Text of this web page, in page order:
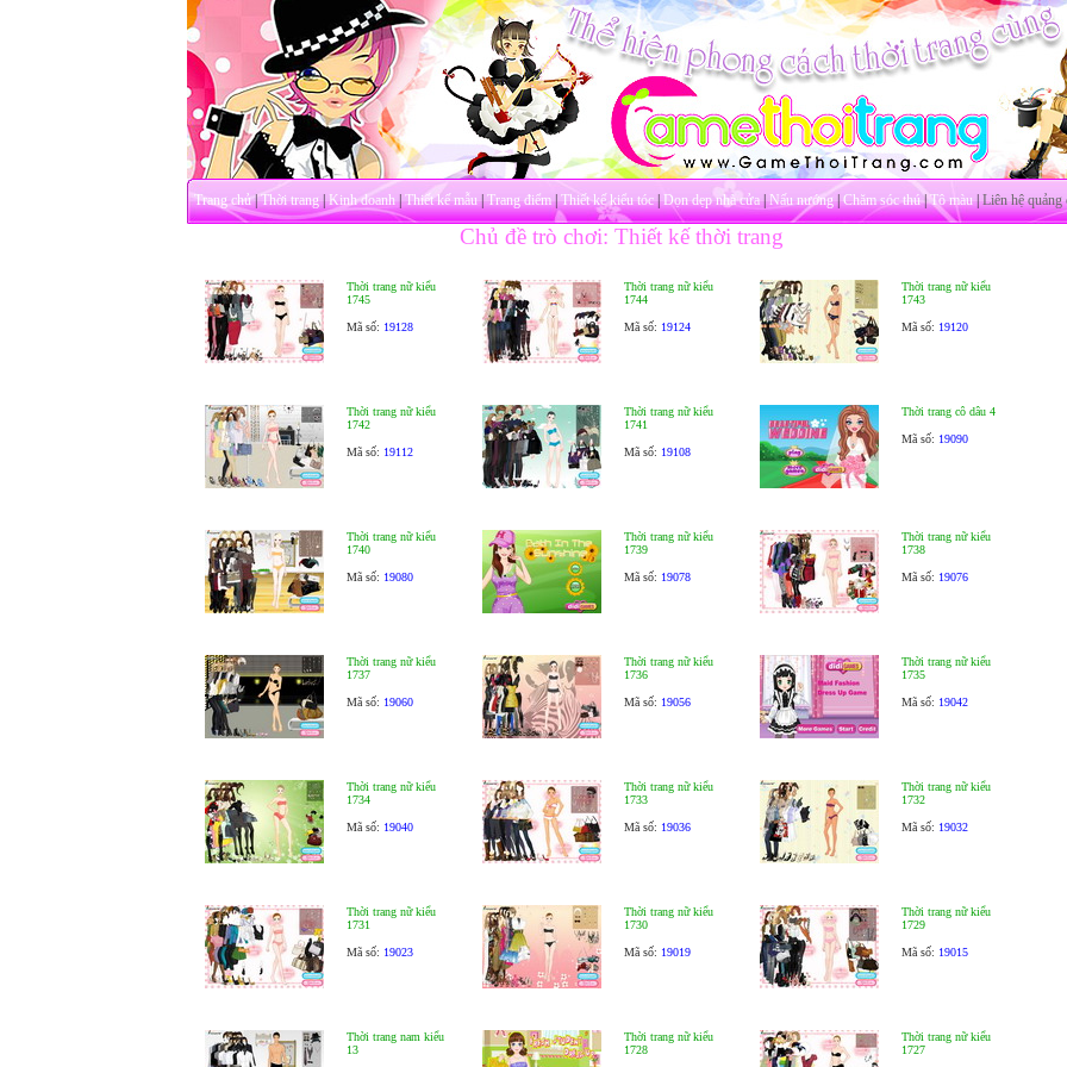
Trang chủ|Thời trang|Kinh doanh|Thiết kế mẫu|Trang điểm|Thiết kế kiểu tóc|Dọn dẹp nhà cửa|Nấu nướng|Chăm sóc thú|Tô màu|Liên hệ quảng
Chủ đề trò chơi: Thiết kế thời trang
Thời trang nữ kiểu
1745
Mã số: 19128
Thời trang nữ kiểu
1744
Mã số: 19124
Thời trang nữ kiểu
1743
Mã số: 19120
Thời trang nữ kiểu
1742
Mã số: 19112
Thời trang nữ kiểu
1741
Mã số: 19108
Thời trang cô dâu 4
Mã số: 19090
Thời trang nữ kiểu
1740
Mã số: 19080
Thời trang nữ kiểu
1739
Mã số: 19078
Thời trang nữ kiểu
1738
Mã số: 19076
Thời trang nữ kiểu
1737
Mã số: 19060
Thời trang nữ kiểu
1736
Mã số: 19056
Thời trang nữ kiểu
1735
Mã số: 19042
Thời trang nữ kiểu
1734
Mã số: 19040
Thời trang nữ kiểu
1733
Mã số: 19036
Thời trang nữ kiểu
1732
Mã số: 19032
Thời trang nữ kiểu
1731
Mã số: 19023
Thời trang nữ kiểu
1730
Mã số: 19019
Thời trang nữ kiểu
1729
Mã số: 19015
Thời trang nam kiểu
13
Thời trang nữ kiểu
1728
Thời trang nữ kiểu
1727